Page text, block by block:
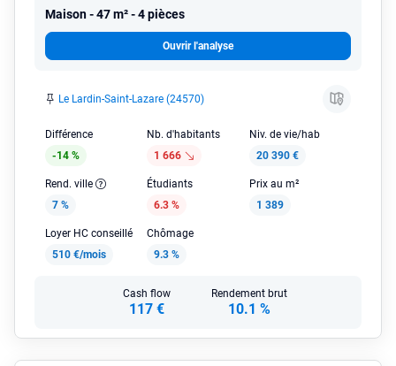
Maison 47 m² - 4 pièces
Ouvrir l'analyse
Le Lardin-Saint-Lazare (24570)
Différence
-14 %
Nb. d'habitants
1 666
Niv. de vie/hab
20 390 €
Rend. ville
7 %
Étudiants
6.3 %
Prix au m²
1 389
Loyer HC conseillé
510 €/mois
Chômage
9.3 %
Cash flow
117 €
Rendement brut
10.1 %